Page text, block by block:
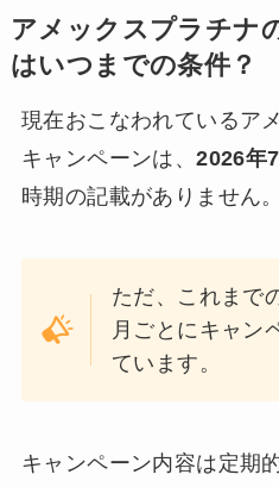
アメックスプラチナ
はいつまでの条件？
現在おこなわれているア
キャンペーンは、2026年
時期の記載がありません。
ただ、これまで
月ごとにキャン
ています。
キャンペーン内容は定期